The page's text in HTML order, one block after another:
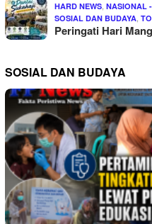
HARD NEWS NASIONAL
SOSIAL DAN BUDAYA
Peringati Hari
SOSIAL DAN BUDAYA